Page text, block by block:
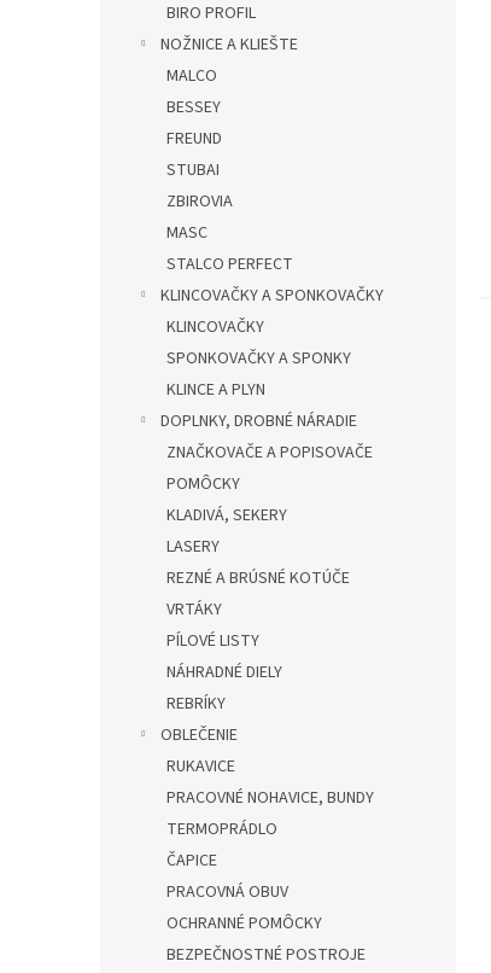
BIRO PROFIL
NOŽNICE A KLIEŠTE
MALCO
BESSEY
FREUND
STUBAI
ZBIROVIA
MASC
STALCO PERFECT
KLINCOVAČKY A SPONKOVAČKY
KLINCOVAČKY
SPONKOVAČKY A SPONKY
KLINCE A PLYN
DOPLNKY, DROBNÉ NÁRADIE
ZNAČKOVAČE A POPISOVAČE
POMÔCKY
KLADIVÁ, SEKERY
LASERY
REZNÉ A BRÚSNÉ KOTÚČE
VRTÁKY
PÍLOVÉ LISTY
NÁHRADNÉ DIELY
REBRÍKY
OBLEČENIE
RUKAVICE
PRACOVNÉ NOHAVICE, BUNDY
TERMOPRÁDLO
ČAPICE
PRACOVNÁ OBUV
OCHRANNÉ POMÔCKY
BEZPEČNOSTNÉ POSTROJE